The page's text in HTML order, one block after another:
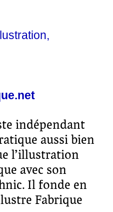
indépendant
aussi bien
l’illustration
avec son
Il fonde en
Fabrique